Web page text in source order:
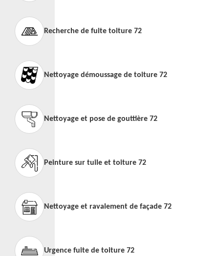
Recherche de fuite toiture 72
Nettoyage démoussage de toiture 72
Nettoyage et pose de gouttière 72
Peinture sur tuile et toiture 72
Nettoyage et ravalement de façade 72
Urgence fuite de toiture 72